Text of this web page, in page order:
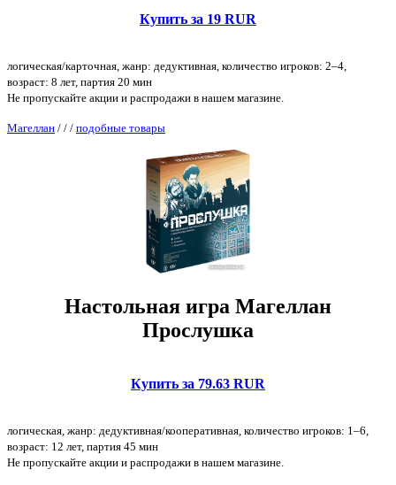
Купить за 19 RUR
логическая/карточная, жанр: дедуктивная, количество игроков: 2–4,
возраст: 8 лет, партия 20 мин
Не пропускайте акции и распродажи в нашем магазине.
Магеллан / / / подобные товары
Настольная игра Магеллан
Прослушка
Купить за 79.63 RUR
логическая, жанр: дедуктивная/кооперативная, количество игроков: 1–6,
возраст: 12 лет, партия 45 мин
Не пропускайте акции и распродажи в нашем магазине.